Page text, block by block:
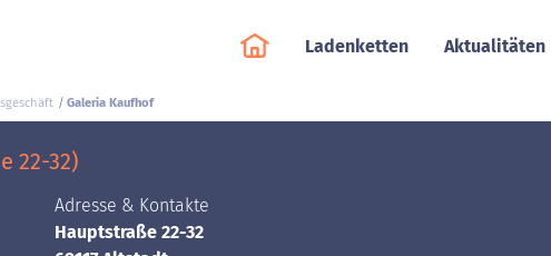
Ladenketten Aktualitäten
Galeria Kaufhof
22-32)
Adresse & Kontakte
Hauptstraße 22-32